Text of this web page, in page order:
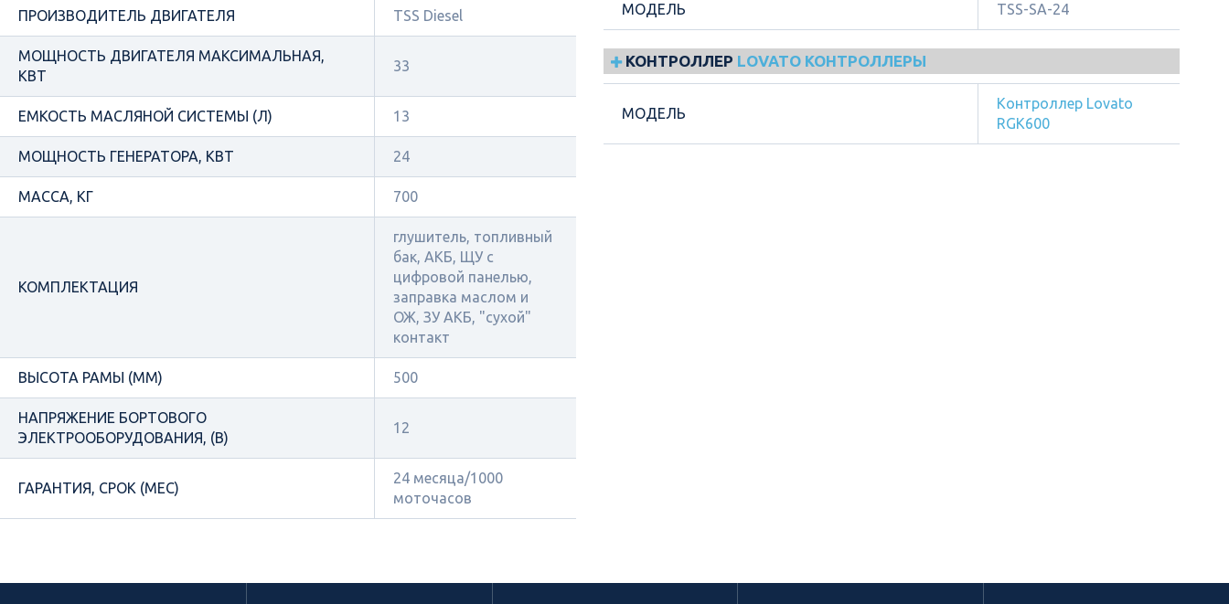
ПРОИЗВОДИТЕЛЬ ДВИГАТЕЛЯ TSS Diesel
МОЩНОСТЬ ДВИГАТЕЛЯ МАКСИМАЛЬНАЯ,
КВТ
33
ЕМКОСТЬ МАСЛЯНОЙ СИСТЕМЫ (Л) 13
МОЩНОСТЬ ГЕНЕРАТОРА, КВТ 24
МАССА, КГ 700
КОМПЛЕКТАЦИЯ
глушитель, топливный
бак, АКБ, ЩУ с
цифровой панелью,
заправка маслом и
ОЖ, ЗУ АКБ, "сухой"
контакт
ВЫСОТА РАМЫ (ММ) 500
НАПРЯЖЕНИЕ БОРТОВОГО
ЭЛЕКТРООБОРУДОВАНИЯ, (В)
12
ГАРАНТИЯ, СРОК (МЕС)
24 месяца/1000
моточасов
МОДЕЛЬ TSS-SA-24
КОНТРОЛЛЕР LOVATO КОНТРОЛЛЕРЫ
МОДЕЛЬ
Контроллер Lovato
RGK600